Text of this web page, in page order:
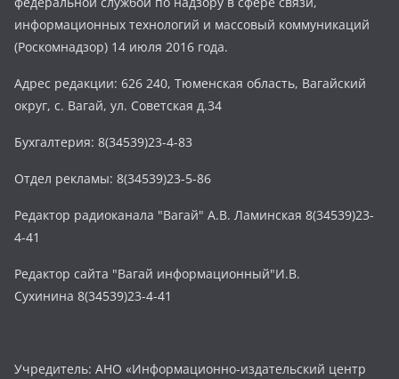
информационных технологий и массовый коммуникаций
(Роскомнадзор) 14 июля 2016 года.
Адрес редакции: 626 240, Тюменская область, Вагайский
округ, с. Вагай, ул. Советская д.34
Бухгалтерия: 8(34539)23-4-83
Отдел рекламы: 8(34539)23-5-86
Редактор радиоканала "Вагай" А.В. Ламинская 8(34539)23-
4-41
Редактор сайта "Вагай информационный"И.В.
Сухинина 8(34539)23-4-41
Учредитель: АНО «Информационно-издательский центр